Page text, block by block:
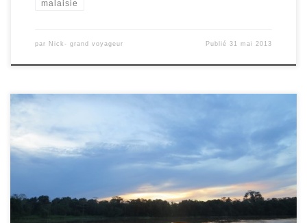
malaisie
par Nick- grand voyageur Publié31 mai 2013
On a adoré notre aventure à Bornéo! Ça vaut vraiment le coup si
vous aimez la nature. Par contre il y’avait un souci technique avec
le site dés notre retour qui a pris quelques jours à résoudre. Voici
quelques souvenirs en images en attendant: L’eau incroyablement
transparent à Pom Pom Island La nature sauvage autour […]